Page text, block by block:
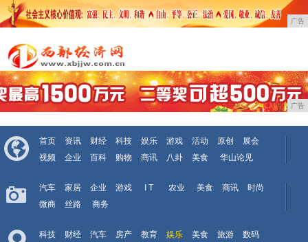
广告
广告
首页 资讯 财经 科技 娱乐 游戏 活动 原创
展会
视频
企业 百科 购物 商讯 八卦 美食 华山论见
汽车 家居 企业 游戏 I T 农业 美食 商讯
时尚
微商
丝路 商务
科技 财经 汽车 房产 教育 娱乐 美食 旅游
数码